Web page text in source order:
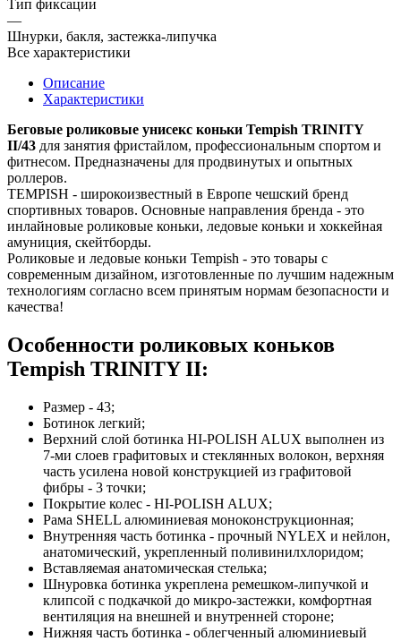
Тип фиксации
—
Шнурки, бакля, застежка-липучка
Все характеристики
Описание
Характеристики
Беговые роликовые унисекс коньки Tempish TRINITY
II/43 для занятия фристайлом, профессиональным спортом и
фитнесом. Предназначены для продвинутых и опытных
роллеров.
TEMPISH - широкоизвестный в Европе чешский бренд
спортивных товаров. Основные направления бренда - это
инлайновые роликовые коньки, ледовые коньки и хоккейная
амуниция, скейтборды.
Роликовые и ледовые коньки Tempish - это товары с
современным дизайном, изготовленные по лучшим надежным
технологиям согласно всем принятым нормам безопасности и
качества!
Особенности роликовых коньков
Tempish TRINITY II:
Размер - 43;
Ботинок легкий;
Верхний слой ботинка HI-POLISH ALUX выполнен из
7-ми слоев графитовых и стеклянных волокон, верхняя
часть усилена новой конструкцией из графитовой
фибры - 3 точки;
Покрытие колес - HI-POLISH ALUX;
Рама SHELL алюминиевая моноконструкционная;
Внутренняя часть ботинка - прочный NYLEX и нейлон,
анатомический, укрепленный поливинилхлоридом;
Вставляемая анатомическая стелька;
Шнуровка ботинка укреплена ремешком-липучкой и
клипсой с подкачкой до микро-застежки, комфортная
вентиляция на внешней и внутренней стороне;
Нижняя часть ботинка - облегченный алюминиевый